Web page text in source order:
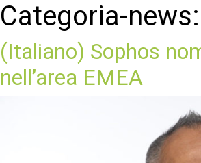
Categoria-news:
(Italiano) Sophos
nell’area EMEA